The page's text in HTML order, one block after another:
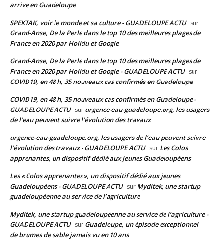
arrive en Guadeloupe
SPEKTAK, voir le monde et sa culture - GUADELOUPE ACTU sur
Grand-Anse, De la Perle dans le top 10 des meilleures plages de
France en 2020 par Holidu et Google
Grand-Anse, De la Perle dans le top 10 des meilleures plages de
France en 2020 par Holidu et Google - GUADELOUPE ACTU sur
COVID19, en 48 h, 35 nouveaux cas confirmés en Guadeloupe
COVID19, en 48 h, 35 nouveaux cas confirmés en Guadeloupe -
GUADELOUPE ACTU sur urgence-eau-guadeloupe.org, les usagers
de l’eau peuvent suivre l’évolution des travaux
urgence-eau-guadeloupe.org, les usagers de l’eau peuvent suivre
l’évolution des travaux - GUADELOUPE ACTU sur Les Colos
apprenantes, un dispositif dédié aux jeunes Guadeloupéens
Les « Colos apprenantes », un dispositif dédié aux jeunes
Guadeloupéens - GUADELOUPE ACTU sur Myditek, une startup
guadeloupéenne au service de l’agriculture
Myditek, une startup guadeloupéenne au service de l’agriculture -
GUADELOUPE ACTU sur Guadeloupe, un épisode exceptionnel
de brumes de sable jamais vu en 10 ans